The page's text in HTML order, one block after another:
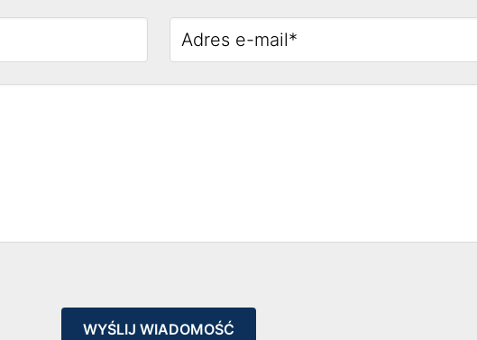
WYŚLIJ WIADOMOŚĆ